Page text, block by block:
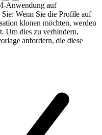
Anwendung auf
Wenn Sie die Profile auf
klonen möchten, werden
Um dies zu verhindern,
anfordern, die diese